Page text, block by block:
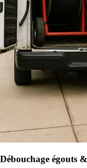
Débouchage égouts